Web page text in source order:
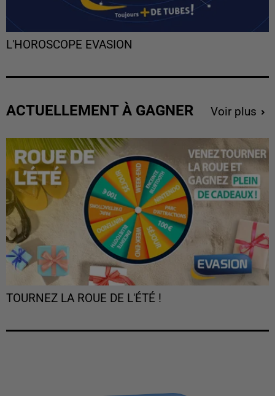
L'HOROSCOPE EVASION
ACTUELLEMENT À GAGNER Voir plus
TOURNEZ LA ROUE DE L'ÉTÉ !